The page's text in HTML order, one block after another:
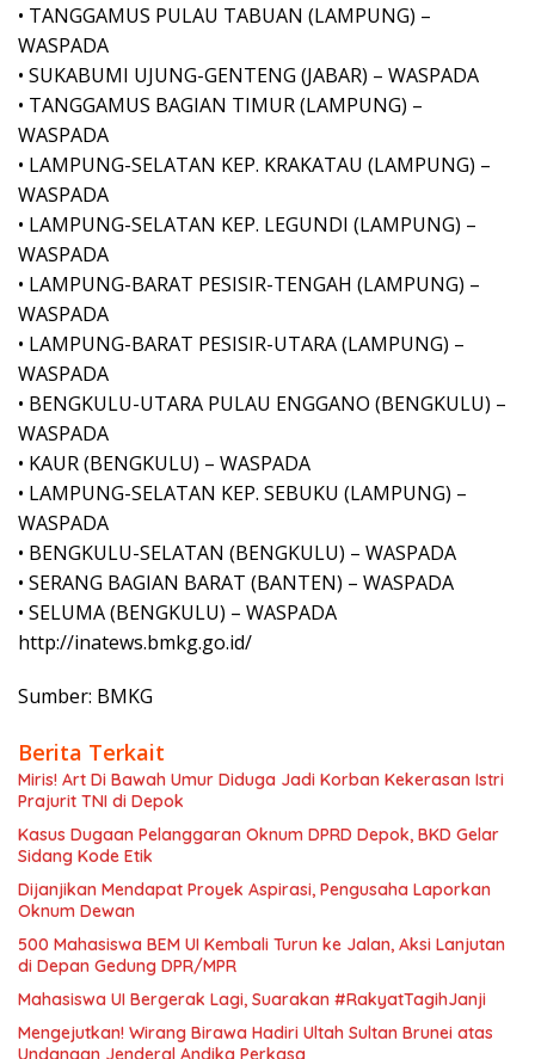
• TANGGAMUS PULAU TABUAN (LAMPUNG) –
WASPADA
• SUKABUMI UJUNG-GENTENG (JABAR) – WASPADA
• TANGGAMUS BAGIAN TIMUR (LAMPUNG) –
WASPADA
• LAMPUNG-SELATAN KEP. KRAKATAU (LAMPUNG) –
WASPADA
• LAMPUNG-SELATAN KEP. LEGUNDI (LAMPUNG) –
WASPADA
• LAMPUNG-BARAT PESISIR-TENGAH (LAMPUNG) –
WASPADA
• LAMPUNG-BARAT PESISIR-UTARA (LAMPUNG) –
WASPADA
• BENGKULU-UTARA PULAU ENGGANO (BENGKULU) –
WASPADA
• KAUR (BENGKULU) – WASPADA
• LAMPUNG-SELATAN KEP. SEBUKU (LAMPUNG) –
WASPADA
• BENGKULU-SELATAN (BENGKULU) – WASPADA
• SERANG BAGIAN BARAT (BANTEN) – WASPADA
• SELUMA (BENGKULU) – WASPADA
http://inatews.bmkg.go.id/
Sumber: BMKG
Berita Terkait
Miris! Art Di Bawah Umur Diduga Jadi Korban Kekerasan Istri
Prajurit TNI di Depok
Kasus Dugaan Pelanggaran Oknum DPRD Depok, BKD Gelar
Sidang Kode Etik
Dijanjikan Mendapat Proyek Aspirasi, Pengusaha Laporkan
Oknum Dewan
500 Mahasiswa BEM UI Kembali Turun ke Jalan, Aksi Lanjutan
di Depan Gedung DPR/MPR
Mahasiswa UI Bergerak Lagi, Suarakan #RakyatTagihJanji
Mengejutkan! Wirang Birawa Hadiri Ultah Sultan Brunei atas
Undangan Jenderal Andika Perkasa